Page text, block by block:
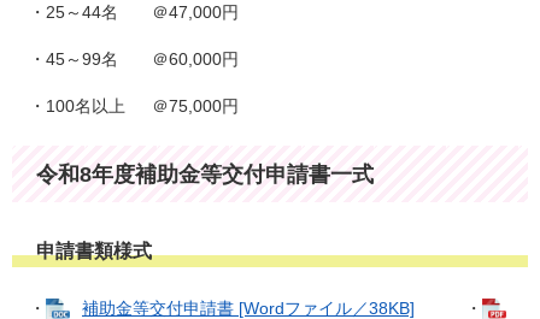
・25～44名 ＠47,000円
・45～99名 ＠60,000円
・100名以上 ＠75,000円
令和8年度補助金等交付申請書一式
申請書類様式
・ 補助金等交付申請書 [Wordファイル／38KB] ・